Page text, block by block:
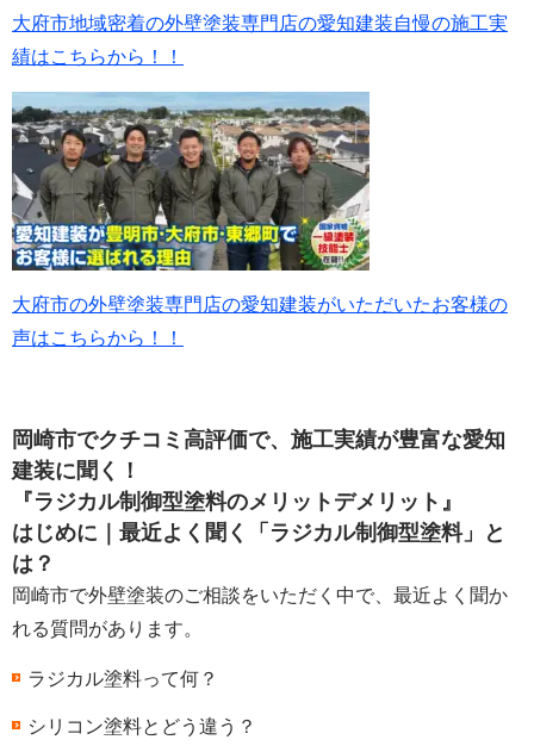
大府市地域密着の外壁塗装専門店の愛知建装自慢の施工実
績はこちらから！！
大府市の外壁塗装専門店の愛知建装がいただいたお客様の
声はこちらから！！
岡崎市でクチコミ高評価で、施工実績が豊富な愛知
建装に聞く！
『ラジカル制御型塗料のメリットデメリット』
はじめに｜最近よく聞く「ラジカル制御型塗料」と
は？
岡崎市で外壁塗装のご相談をいただく中で、最近よく聞か
れる質問があります。
ラジカル塗料って何？
シリコン塗料とどう違う？